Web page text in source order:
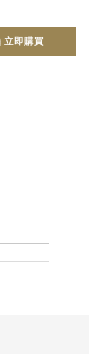
立即購買